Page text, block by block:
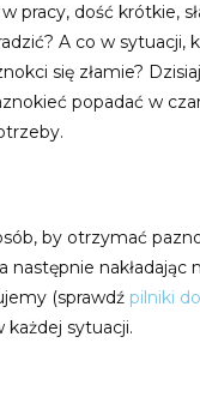
dość krótkie,
A co w sytuacji,
się złamie?
popadać w
by otrzymać
nakładając
(sprawdź pilniki
sytuacji.